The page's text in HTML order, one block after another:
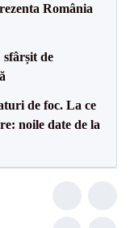
România
de
de foc. La ce
noile date de la